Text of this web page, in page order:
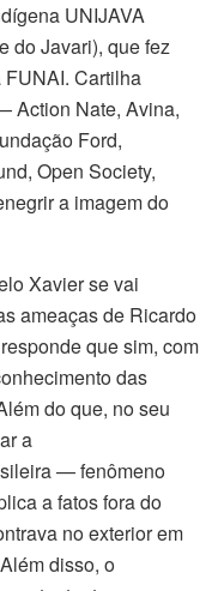
UNIJAVA
do Javari), que fez
FUNAI. Cartilha
Action Nate, Avina,
Ford,
Open Society,
a imagem do
Xavier se vai
ameaças de Ricardo
que sim, com
das
do que, no seu
a
— fenômeno
a fatos fora do
no exterior em
disso, o